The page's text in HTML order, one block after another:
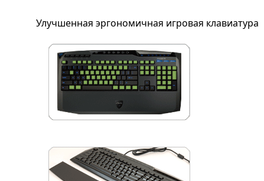
Улучшенная эргономичная игровая клавиатура